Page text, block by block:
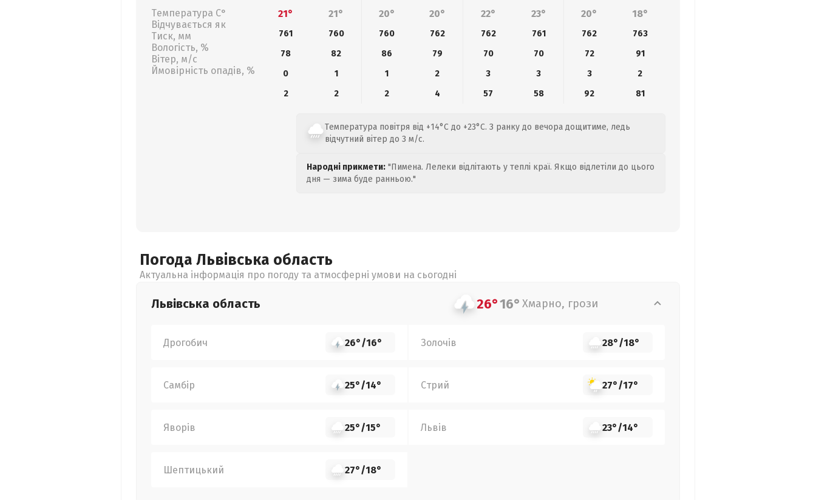
Температура С°
Відчувається як
Тиск, мм
Вологість, %
Вітер, м/с
Ймовірність опадів, %
21°
21° 20° 20° 22° 23° 20° 18°
761 760 760 762 762 761 762
763
78
82 86 79 70 70 72
91
0
1 1 2 3 3 3
2
2
2 2 4 57 58 92 81
Температура повітря від +14°C до +23°C. З ранку до вечора дощитиме, ледь
відчутний вітер до 3 м/с.
Народні прикмети: "Пимена. Лелеки відлітають у теплі краї. Якщо відлетіли до цього
дня — зима буде ранньою."
Погода Львівська область
Актуальна інформація про погоду та атмосферні умови на сьогодні
Львівська область 26°16° Хмарно, грози
Дрогобич 26°/16° Золочів 28°/18°
Самбір 25°/14° Стрий 27°/17°
Яворів 25°/15° Львів 23°/14°
Шептицький 27°/18°